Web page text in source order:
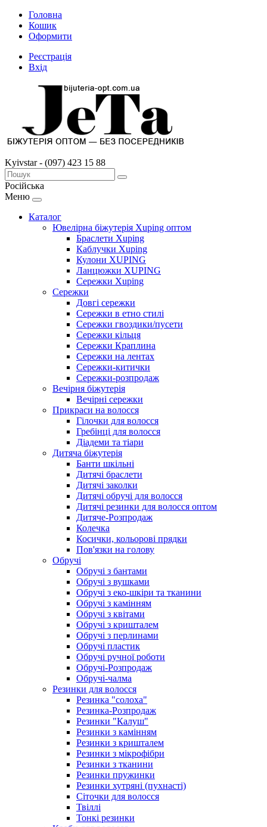
Головна
Кошик
Оформити
Реєстрація
Вхід
Kyivstar - (097) 423 15 88
Російська
Меню
Каталог
Ювелірна біжутерія Xuping оптом
Браслети Xuping
Каблучки Xuping
Кулони XUPING
Ланцюжки XUPING
Сережки Xuping
Сережки
Довгі сережки
Сережки в етно стилі
Сережки гвоздики/пусети
Сережки кільця
Сережки Краплина
Сережки на лентах
Сережки-китички
Сережки-розпродаж
Вечірня біжутерія
Вечірні сережки
Прикраси на волосся
Гілочки для волосся
Гребінці для волосся
Діадеми та тіари
Дитяча біжутерія
Банти шкільні
Дитячі браслети
Дитячі заколки
Дитячі обручі для волосся
Дитячі резинки для волосся оптом
Дитяче-Розпродаж
Колечка
Косички, кольорові прядки
Пов'язки на голову
Обручі
Обручі з бантами
Обручі з вушками
Обручі з еко-шкіри та тканини
Обручі з камінням
Обручі з квітами
Обручі з кришталем
Обручі з перлинами
Обручі пластик
Обручі ручної роботи
Обручі-Розпродаж
Обручі-чалма
Резинки для волосся
Резинка "солоха"
Резинка-Розпродаж
Резинки "Калуш"
Резинки з камінням
Резинки з кришталем
Резинки з мікрофібри
Резинки з тканини
Резинки пружинки
Резинки хутряні (пухнасті)
Сіточки для волосся
Твіллі
Тонкі резинки